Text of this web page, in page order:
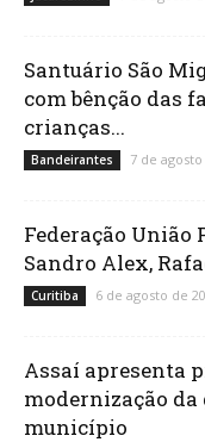
Santuário São
com bênção das
crianças...
Bandeirantes 7 de
Federação União
Sandro Alex,
Curitiba 6 de agosto de
Assaí apresenta
modernização
município